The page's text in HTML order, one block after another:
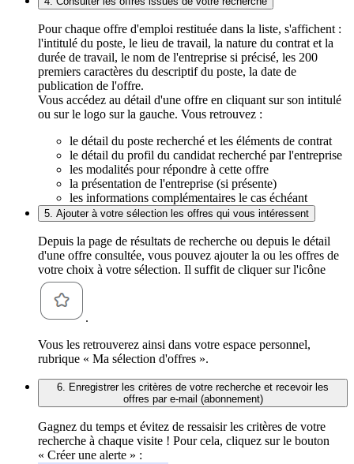
Pour chaque offre d'emploi restituée dans la liste, s'affichent :
l'intitulé du poste, le lieu de travail, la nature du contrat et la
durée de travail, le nom de l'entreprise si précisé, les 200
premiers caractères du descriptif du poste, la date de
publication de l'offre.
Vous accédez au détail d'une offre en cliquant sur son intitulé
ou sur le logo sur la gauche. Vous retrouvez :
le détail du poste recherché et les éléments de contrat
le détail du profil du candidat recherché par l'entreprise
les modalités pour répondre à cette offre
la présentation de l'entreprise (si présente)
les informations complémentaires le cas échéant
5. Ajouter à votre sélection les offres qui vous intéressent
Depuis la page de résultats de recherche ou depuis le détail
d'une offre consultée, vous pouvez ajouter la ou les offres de
votre choix à votre sélection. Il suffit de cliquer sur l'icône
.
Vous les retrouverez ainsi dans votre espace personnel,
rubrique « Ma sélection d'offres ».
6. Enregistrer les critères de votre recherche et recevoir les
offres par e-mail (abonnement)
Gagnez du temps et évitez de ressaisir les critères de votre
recherche à chaque visite ! Pour cela, cliquez sur le bouton
« Créer une alerte » :